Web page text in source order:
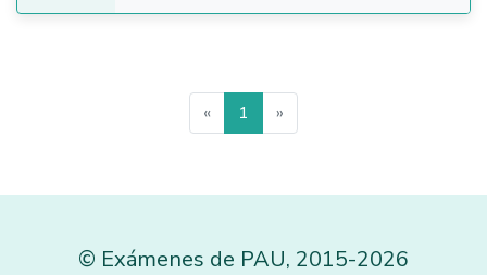
« 1 »
© Exámenes de PAU, 2015-2026